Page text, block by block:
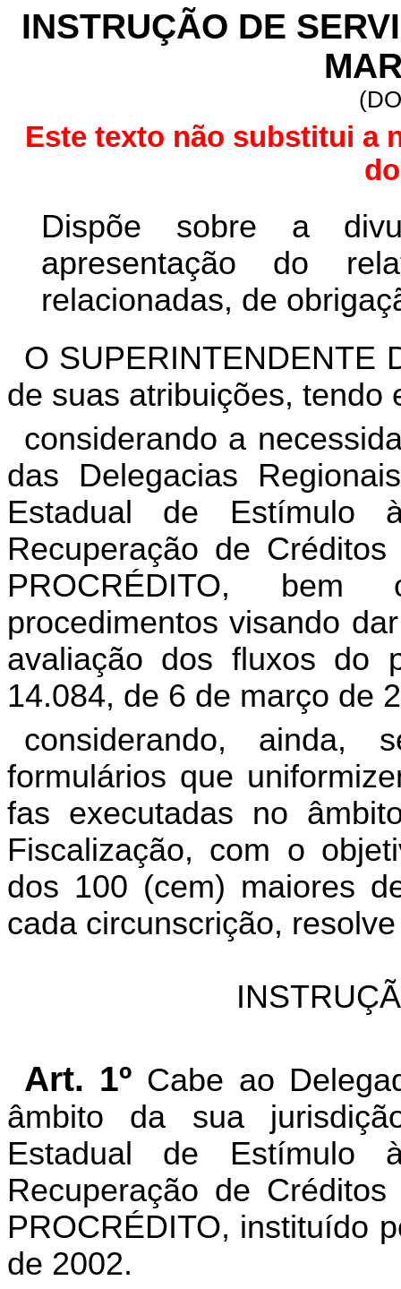
INSTRUÇÃO DE
Este texto não substitui a
Dispõe sobre a
apresentação do
relacionadas, de
O SUPERINTENDENTE
de suas atribuições, tendo
considerando a
das Delegacias
Estadual de Estímulo
Recuperação de
PROCRÉDITO,
procedimentos visando
avaliação dos fluxos do
14.084, de 6 de março de
considerando, ainda,
formulários que
fas executadas no
Fiscalização, com o
dos 100 (cem) maiores
cada circunscrição,
Art. 1º Cabe ao
âmbito da sua
Estadual de Estímulo
Recuperação de
PROCRÉDITO, instituído
de 2002.